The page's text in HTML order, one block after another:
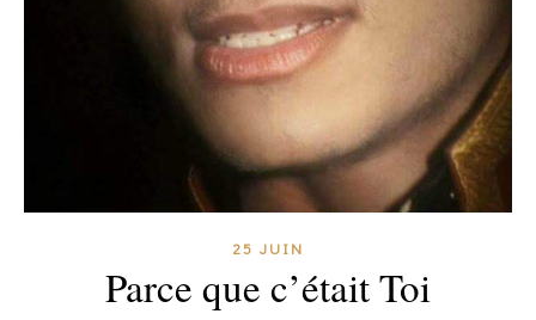
25 JUIN
Parce que c’était Toi